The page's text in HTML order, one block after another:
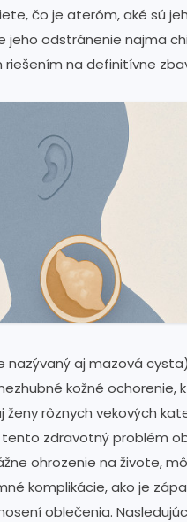
čo je ateróm, aké sú
jeho odstránenie najmä
na definitívne
nazývaný aj mazová
kožné ochorenie,
rôznych vekových
tento zdravotný problém
ohrozenie na živote,
komplikácie, ako je
oblečenia.